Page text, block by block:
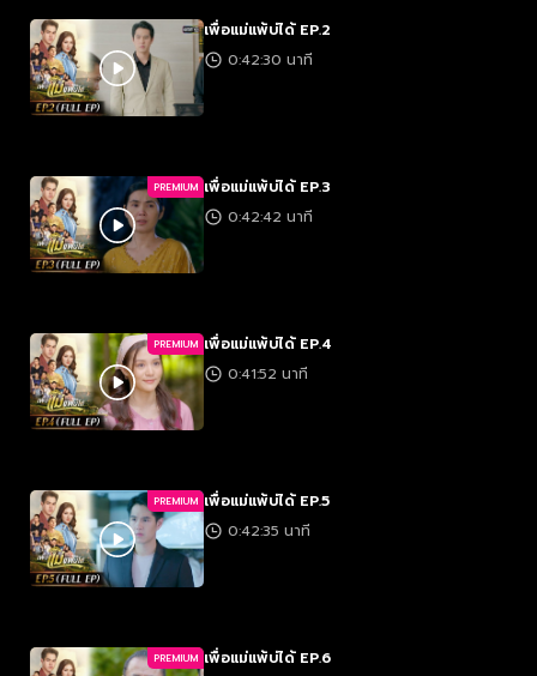
เพื่อแม่แพ้บ่ได้ EP.2
0:42:30 นาที
PREMIUM เพื่อแม่แพ้บ่ได้ EP.3
0:42:42 นาที
PREMIUM เพื่อแม่แพ้บ่ได้ EP.4
0:41:52 นาที
PREMIUM เพื่อแม่แพ้บ่ได้ EP.5
0:42:35 นาที
PREMIUM เพื่อแม่แพ้บ่ได้ EP.6